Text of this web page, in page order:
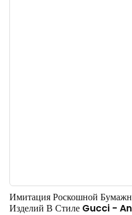
Имитация Роскошной
Изделий В Стиле Gucci -